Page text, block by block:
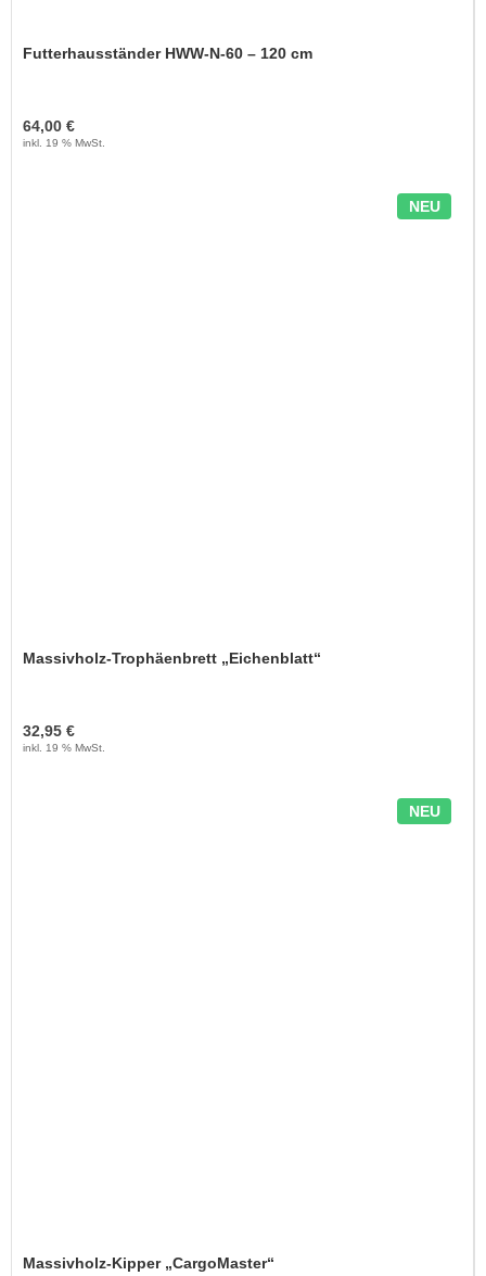
Futterhausständer HWW-N-60 – 120 cm
64,00 €
inkl. 19 % MwSt.
NEU
Massivholz-Trophäenbrett „Eichenblatt“
32,95 €
inkl. 19 % MwSt.
NEU
Massivholz-Kipper „CargoMaster“